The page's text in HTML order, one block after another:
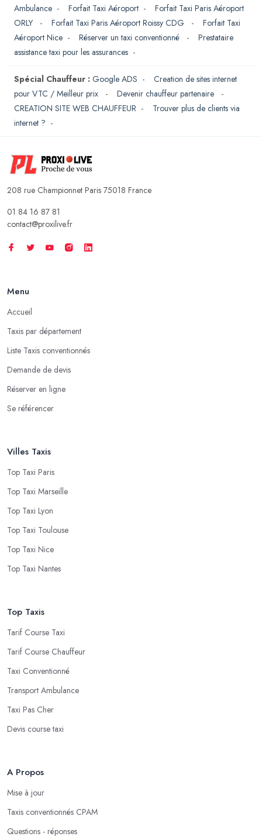
Ambulance - Forfait Taxi Aéroport - Forfait Taxi Paris Aéroport
ORLY
- Forfait Taxi Paris Aéroport Roissy CDG - Forfait Taxi
Aéroport Nice - Réserver un taxi conventionné - Prestataire
assistance taxi pour les assurances -
Spécial Chauffeur : Google ADS - Creation de sites internet
pour VTC / Meilleur prix
- Devenir chauffeur partenaire
-
CREATION SITE WEB CHAUFFEUR - Trouver plus de clients via
internet ? -
208 rue Championnet Paris 75018 France
01 84 16 87 81
contact@proxilive.fr
Menu
Accueil
Taxis par département
Liste Taxis conventionnés
Demande de devis
Réserver en ligne
Se référencer
Villes Taxis
Top Taxi Paris
Top Taxi Marseille
Top Taxi Lyon
Top Taxi Toulouse
Top Taxi Nice
Top Taxi Nantes
Top Taxis
Tarif Course Taxi
Tarif Course Chauffeur
Taxi Conventionné
Transport Ambulance
Taxi Pas Cher
Devis course taxi
A Propos
Mise à jour
Taxis conventionnés CPAM
Questions - réponses